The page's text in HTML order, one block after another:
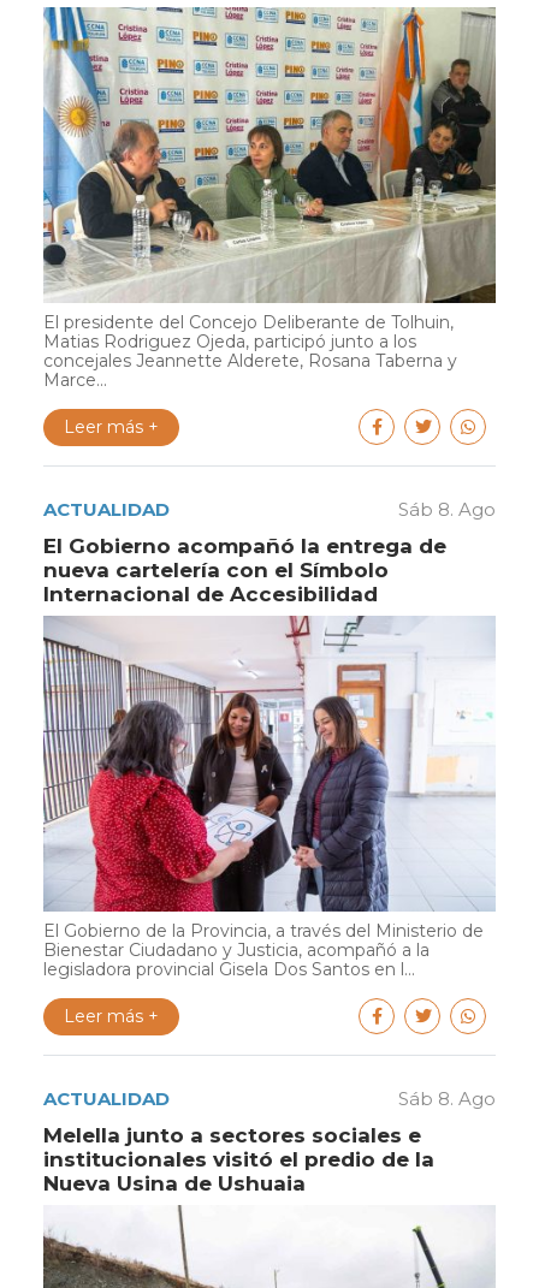
El presidente del Concejo Deliberante de Tolhuin,
Matias Rodriguez Ojeda, participó junto a los
concejales Jeannette Alderete, Rosana Taberna y
Marce...
Leer más +
ACTUALIDAD Sáb 8. Ago
El Gobierno acompañó la entrega de
nueva cartelería con el Símbolo
Internacional de Accesibilidad
El Gobierno de la Provincia, a través del Ministerio de
Bienestar Ciudadano y Justicia, acompañó a la
legisladora provincial Gisela Dos Santos en l...
Leer más +
ACTUALIDAD Sáb 8. Ago
Melella junto a sectores sociales e
institucionales visitó el predio de la
Nueva Usina de Ushuaia